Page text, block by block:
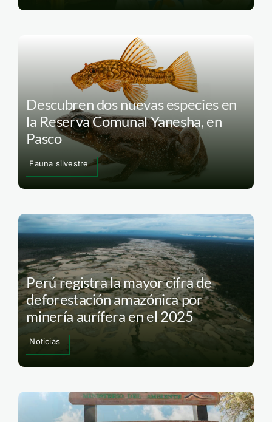
Descubren dos nuevas especies en
la Reserva Comunal Yanesha, en
Pasco
Fauna silvestre
Perú registra la mayor cifra de
deforestación amazónica por
minería aurífera en el 2025
Noticias